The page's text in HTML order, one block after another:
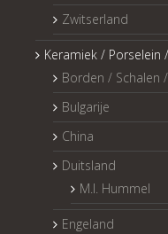
Zwitserland
Keramiek / Porselein
Borden / Schalen
Bulgarije
China
Duitsland
M.I. Hummel
Engeland